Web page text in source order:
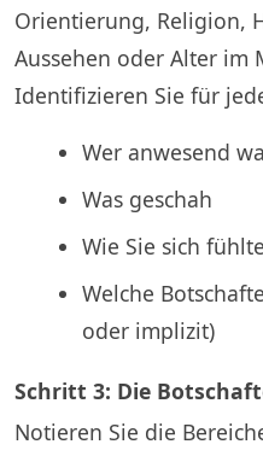
Orientierung, Religion,
Aussehen oder Alter im
Identifizieren Sie für
Wer anwesend
Was geschah
Wie Sie sich
Welche
oder implizit)
Schritt 3: Die
Notieren Sie die